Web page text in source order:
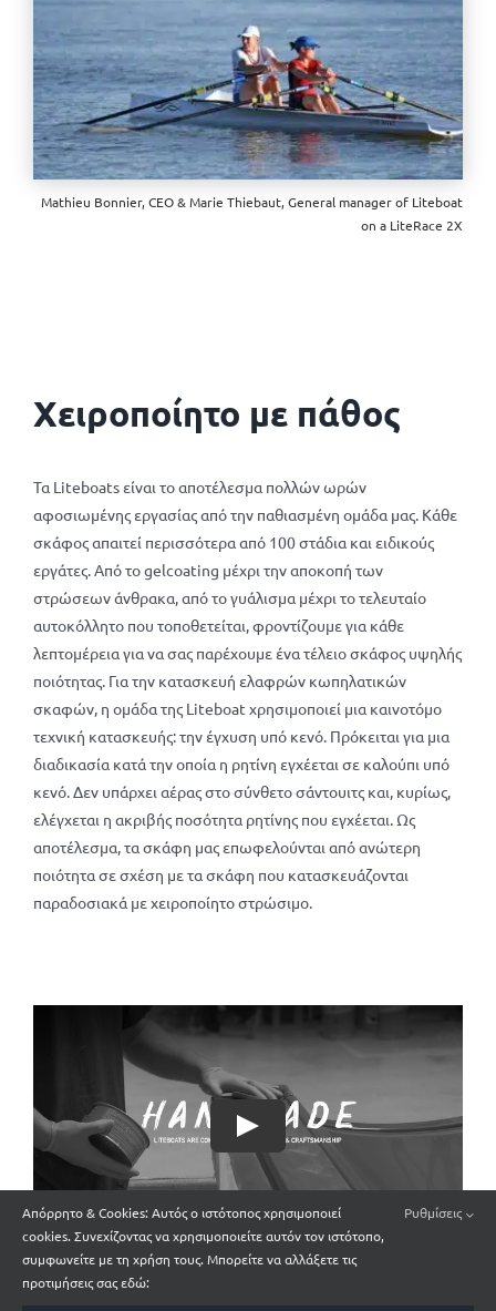
Mathieu Bonnier, CEO & Marie Thiebaut, General manager of Liteboat
on a LiteRace 2X
Χειροποίητο με πάθος
Τα Liteboats είναι το αποτέλεσμα πολλών ωρών
αφοσιωμένης εργασίας από την παθιασμένη ομάδα μας. Κάθε
σκάφος απαιτεί περισσότερα από 100 στάδια και ειδικούς
εργάτες. Από το gelcoating μέχρι την αποκοπή των
στρώσεων άνθρακα, από το γυάλισμα μέχρι το τελευταίο
αυτοκόλλητο που τοποθετείται, φροντίζουμε για κάθε
λεπτομέρεια για να σας παρέχουμε ένα τέλειο σκάφος υψηλής
ποιότητας. Για την κατασκευή ελαφρών κωπηλατικών
σκαφών, η ομάδα της Liteboat χρησιμοποιεί μια καινοτόμο
τεχνική κατασκευής: την έγχυση υπό κενό. Πρόκειται για μια
διαδικασία κατά την οποία η ρητίνη εγχέεται σε καλούπι υπό
κενό. Δεν υπάρχει αέρας στο σύνθετο σάντουιτς και, κυρίως,
ελέγχεται η ακριβής ποσότητα ρητίνης που εγχέεται. Ως
αποτέλεσμα, τα σκάφη μας επωφελούνται από ανώτερη
ποιότητα σε σχέση με τα σκάφη που κατασκευάζονται
παραδοσιακά με χειροποίητο στρώσιμο.
Απόρρητο & Cookies: Αυτός ο ιστότοπος χρησιμοποιεί
cookies. Συνεχίζοντας να χρησιμοποιείτε αυτόν τον ιστότοπο,
συμφωνείτε με τη χρήση τους. Μπορείτε να αλλάξετε τις
προτιμήσεις σας εδώ:
Ρυθμίσεις